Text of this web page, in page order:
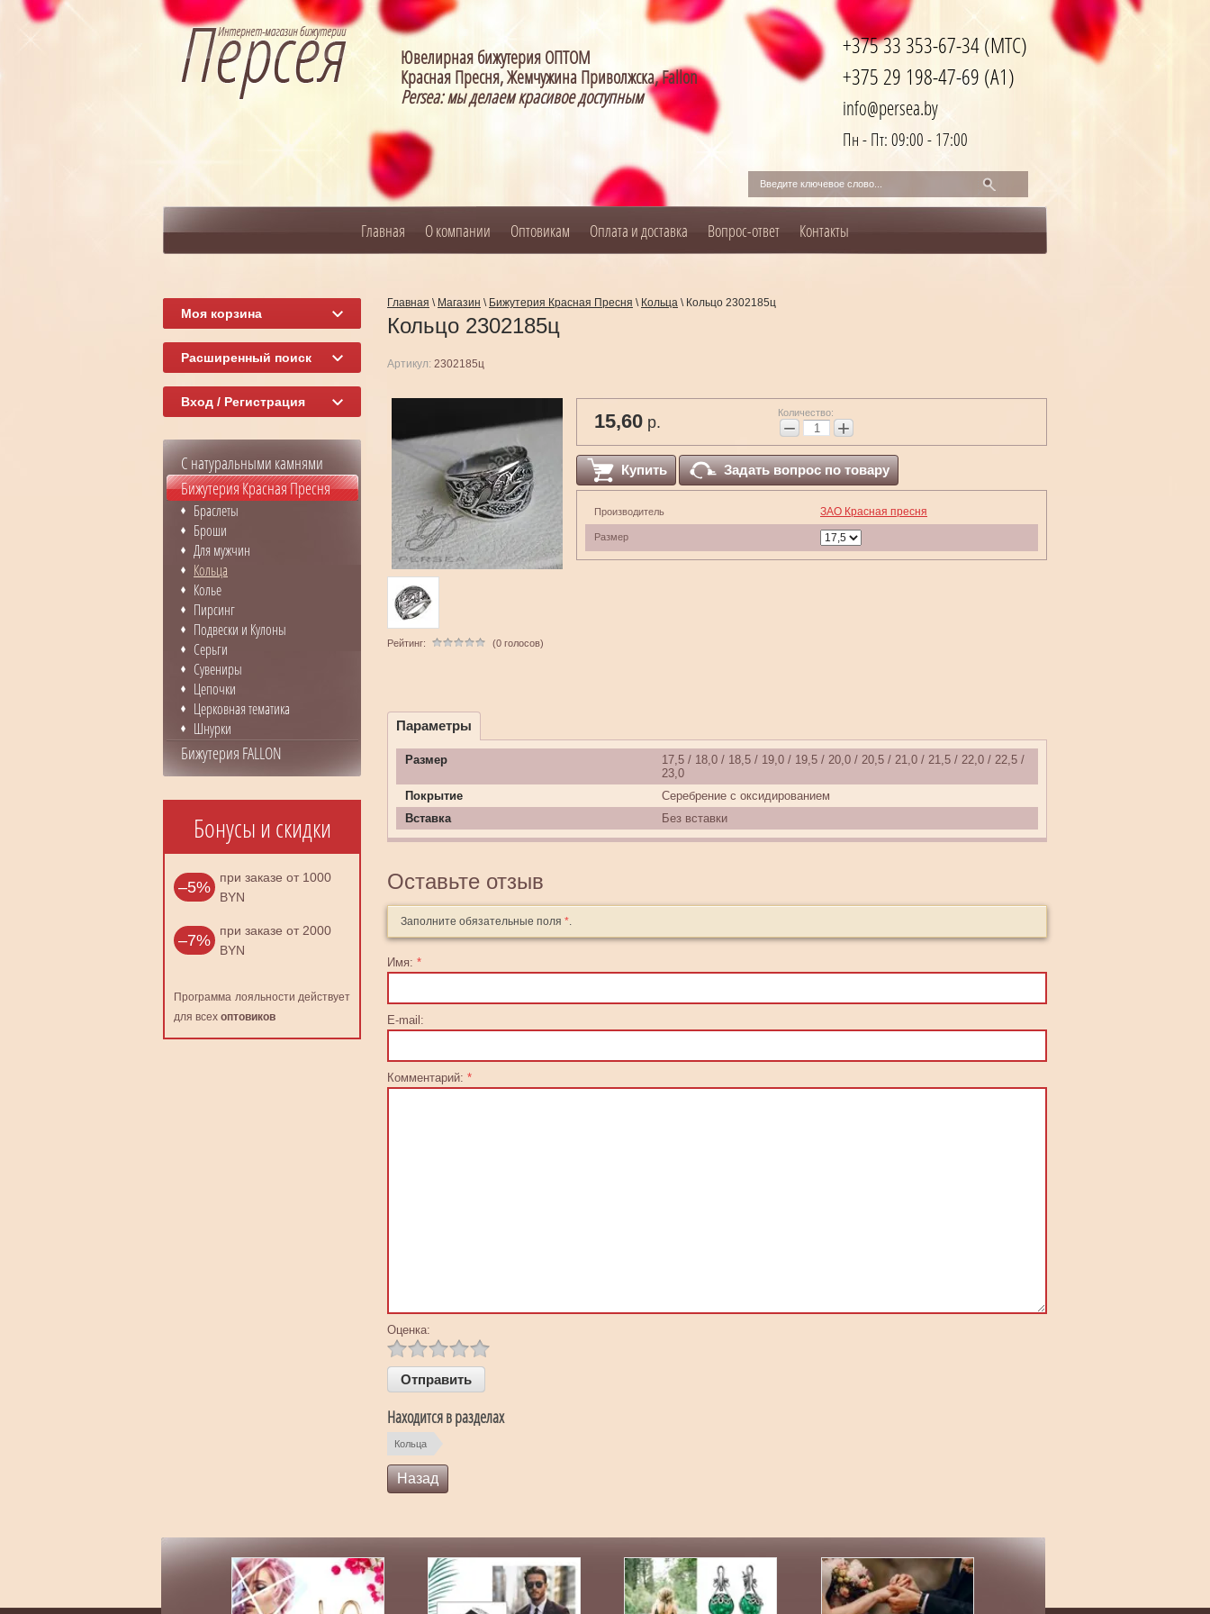
Ювелирная бижутерия ОПТОМ
Красная Пресня, Жемчужина Приволжска, Fallon
Persea: мы делаем красивое доступным
+375 33 353-67-34 (МТС)
+375 29 198-47-69 (A1)
info@persea.by
Пн - Пт: 09:00 - 17:00
Главная О компании Оптовикам Оплата и доставка Вопрос-ответ Контакты
Главная \ Магазин \ Бижутерия Красная Пресня \ Кольца \ Кольцо 2302185ц
Кольцо 2302185ц
Артикул: 2302185ц
Рейтинг: (0 голосов)
15,60 р.
Количество:
− +
Купить Задать вопрос по товару
Производитель ЗАО Красная пресня
Размер
Параметры
Размер
17,5 / 18,0 / 18,5 / 19,0 / 19,5 / 20,0 / 20,5 / 21,0 / 21,5 / 22,0 / 22,5 /
23,0
Покрытие
Серебрение с оксидированием
Вставка
Без вставки
Оставьте отзыв
Заполните обязательные поля *.
Имя: *
E-mail:
Комментарий: *
Оценка:
Находится в разделах
Кольца
Назад
Моя корзина
Расширенный поиск
Вход / Регистрация
С натуральными камнями
Бижутерия Красная Пресня
Браслеты
Броши
Для мужчин
Кольца
Колье
Пирсинг
Подвески и Кулоны
Серьги
Сувениры
Цепочки
Церковная тематика
Шнурки
Бижутерия FALLON
Бонусы и скидки
–5%
при заказе от 1000
BYN
–7%
при заказе от 2000
BYN
Программа лояльности действует
для всех оптовиков